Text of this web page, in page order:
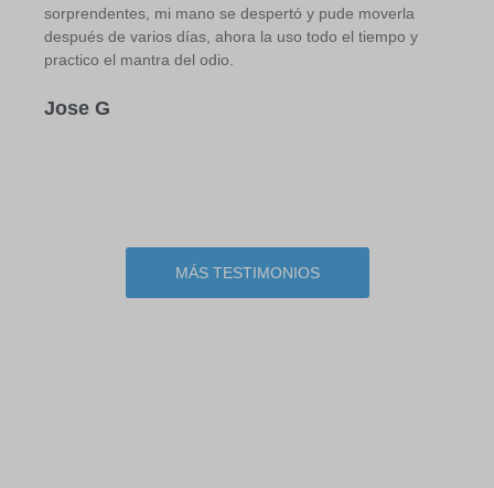
sorprendentes, mi mano se despertó y pude moverla
después de varios días, ahora la uso todo el tiempo y
practico el mantra del odio.
Jose G
MÁS TESTIMONIOS